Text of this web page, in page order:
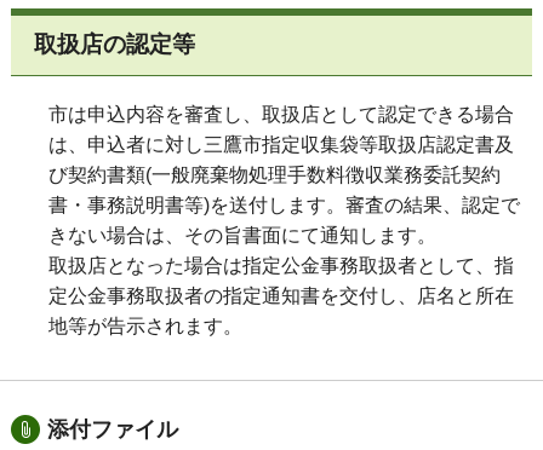
取扱店の認定等
市は申込内容を審査し、取扱店として認定できる場合
は、申込者に対し三鷹市指定収集袋等取扱店認定書及
び契約書類(一般廃棄物処理手数料徴収業務委託契約
書・事務説明書等)を送付します。審査の結果、認定で
きない場合は、その旨書面にて通知します。
取扱店となった場合は指定公金事務取扱者として、指
定公金事務取扱者の指定通知書を交付し、店名と所在
地等が告示されます。
添付ファイル